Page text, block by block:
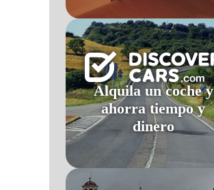
Alquila un coche y
ahorra tiempo y
dinero